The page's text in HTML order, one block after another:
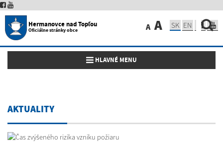
Hermanovce nad Topľou
Oficiálne stránky obce A A SK EN
Toggle navigation
HLAVNÉ MENU
AKTUALITY